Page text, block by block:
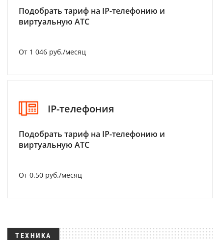
Подобрать тариф на IP-телефонию и
виртуальную АТС
От 1 046 руб./месяц
IP-телефония
Подобрать тариф на IP-телефонию и
виртуальную АТС
От 0.50 руб./месяц
ТЕХНИКА